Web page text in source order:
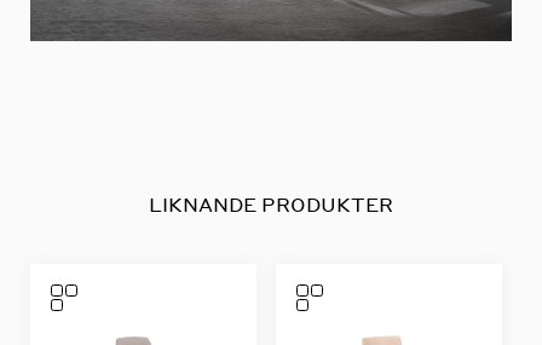
LIKNANDE PRODUKTER